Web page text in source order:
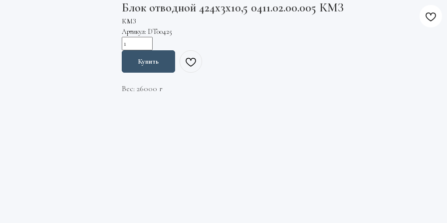
Блок отводной 424х3х10,5 0411.02.00.005 КМЗ
КМЗ
Артикул: DT00425
Купить
Вес: 26000 г